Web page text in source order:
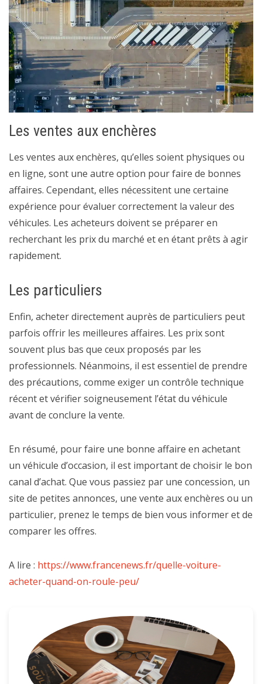
Les ventes aux enchères
Les ventes aux enchères, qu’elles soient physiques ou
en ligne, sont une autre option pour faire de bonnes
affaires. Cependant, elles nécessitent une certaine
expérience pour évaluer correctement la valeur des
véhicules. Les acheteurs doivent se préparer en
recherchant les prix du marché et en étant prêts à agir
rapidement.
Les particuliers
Enfin, acheter directement auprès de particuliers peut
parfois offrir les meilleures affaires. Les prix sont
souvent plus bas que ceux proposés par les
professionnels. Néanmoins, il est essentiel de prendre
des précautions, comme exiger un contrôle technique
récent et vérifier soigneusement l’état du véhicule
avant de conclure la vente.
En résumé, pour faire une bonne affaire en achetant
un véhicule d’occasion, il est important de choisir le bon
canal d’achat. Que vous passiez par une concession, un
site de petites annonces, une vente aux enchères ou un
particulier, prenez le temps de bien vous informer et de
comparer les offres.
A lire : https://www.francenews.fr/quelle-voiture-
acheter-quand-on-roule-peu/